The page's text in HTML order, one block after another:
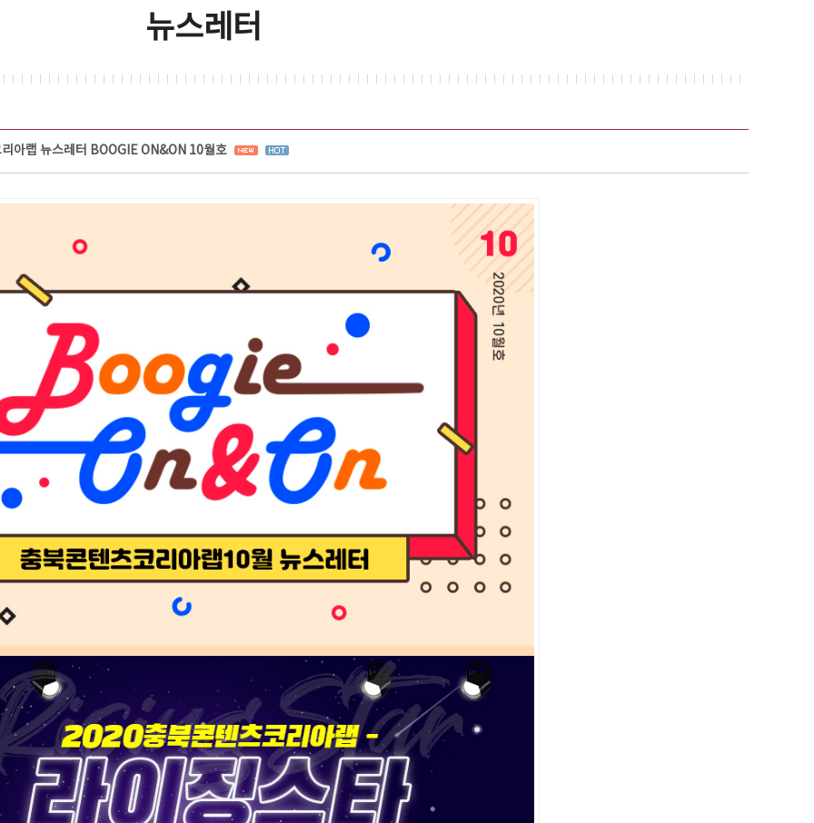
뉴스레터
아랩 뉴스레터 BOOGIE ON&ON 10월호